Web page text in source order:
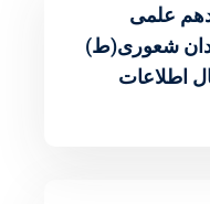
علمی
شعوری(ط)
اطلاعات